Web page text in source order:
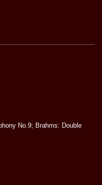
No.9; Brahms: Double